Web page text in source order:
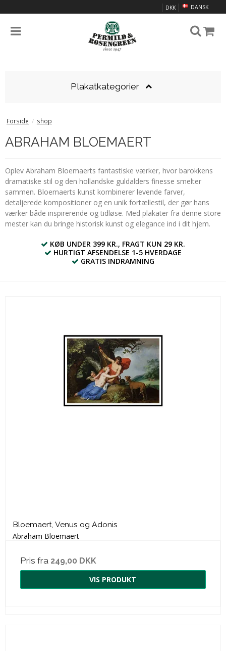
DANSK
DKK
Plakatkategorier
Forside / shop
ABRAHAM BLOEMAERT
Oplev Abraham Bloemaerts fantastiske værker, hvor barokkens
dramatiske stil og den hollandske guldalders finesse smelter
sammen. Bloemaerts kunst kombinerer levende farver,
detaljerede kompositioner og en unik fortællestil, der gør hans
værker både inspirerende og tidløse. Med plakater fra denne store
mester kan du bringe historisk kunst og elegance ind i dit hjem.
KØB UNDER 399 KR., FRAGT KUN 29 KR.
HURTIGT AFSENDELSE 1-5 HVERDAGE
GRATIS INDRAMNING
Bloemaert, Venus og Adonis
Abraham Bloemaert
Pris fra 249,00 DKK
VIS PRODUKT